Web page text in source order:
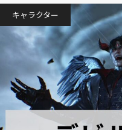
キャラクター